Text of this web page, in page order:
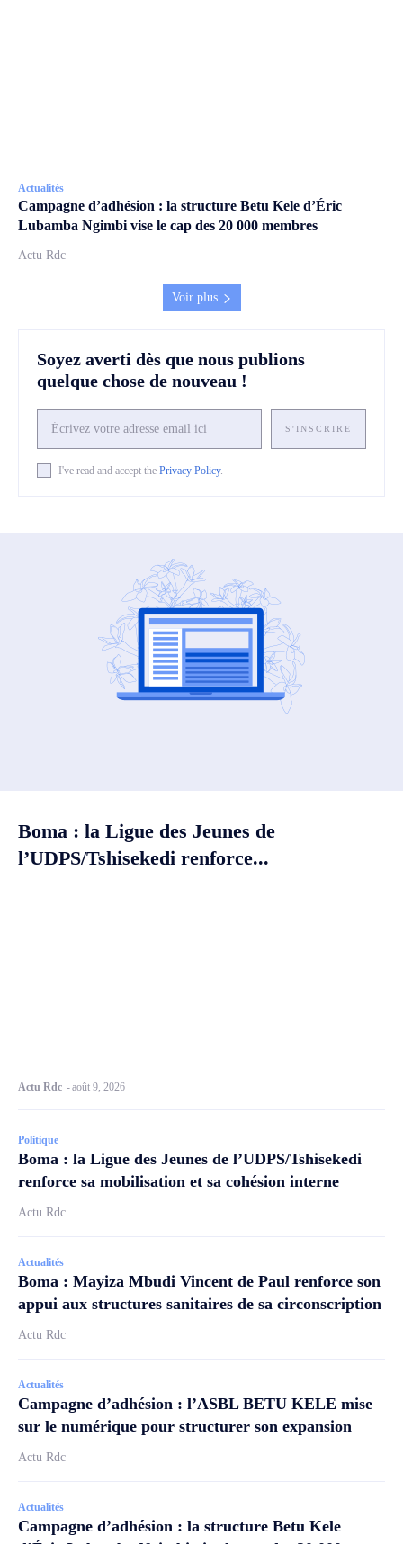
Actualités
Campagne d’adhésion : la structure Betu Kele d’Éric
Lubamba Ngimbi vise le cap des 20 000 membres
Actu Rdc
Voir plus
Soyez averti dès que nous publions
quelque chose de nouveau !
S'INSCRIRE
I've read and accept the Privacy Policy.
Boma : la Ligue des Jeunes de
l’UDPS/Tshisekedi renforce...
Actu Rdc -août 9, 2026
Politique
Boma : la Ligue des Jeunes de l’UDPS/Tshisekedi
renforce sa mobilisation et sa cohésion interne
Actu Rdc
Actualités
Boma : Mayiza Mbudi Vincent de Paul renforce son
appui aux structures sanitaires de sa circonscription
Actu Rdc
Actualités
Campagne d’adhésion : l’ASBL BETU KELE mise
sur le numérique pour structurer son expansion
Actu Rdc
Actualités
Campagne d’adhésion : la structure Betu Kele